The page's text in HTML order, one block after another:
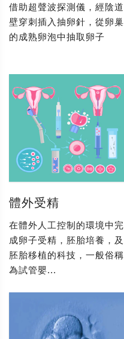
借助超聲波探測儀，經陰道
壁穿刺插入抽卵針，從卵巢
的成熟卵泡中抽取卵子
體外受精
在體外人工控制的環境中完
成卵子受精，胚胎培養，及
胚胎移植的科技，一般俗稱
為試管嬰...